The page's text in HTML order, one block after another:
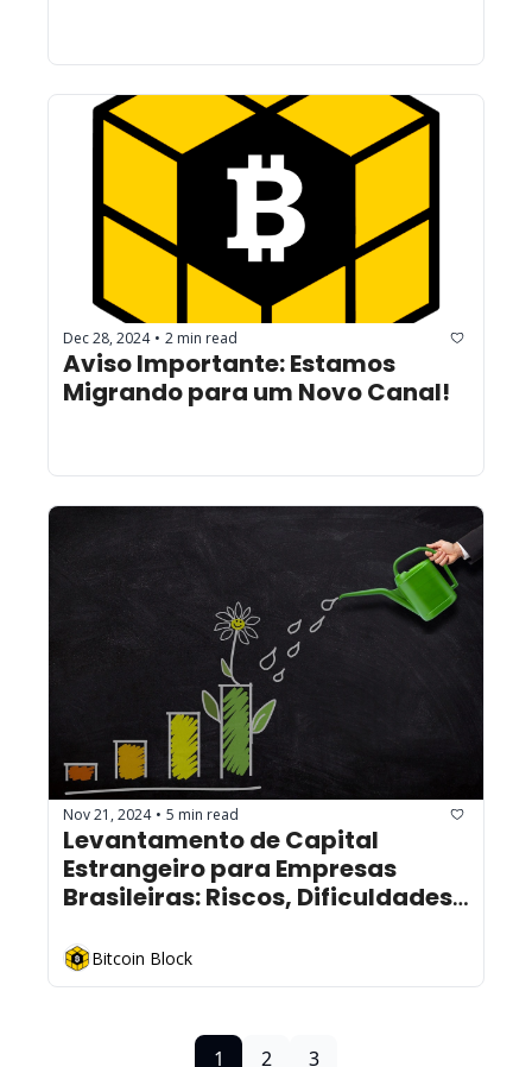
Dec 28, 2024 • 2 min read
Aviso Importante: Estamos
Migrando para um Novo Canal!
Nov 21, 2024 • 5 min read
Levantamento de Capital
Estrangeiro para Empresas
Brasileiras: Riscos, Dificuldades
Blockchain
Bitcoin Block
1 2 3